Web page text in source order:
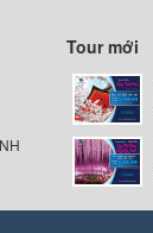
Tour mới